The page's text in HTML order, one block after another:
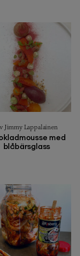
Jimmy Lappalainen
med
blåbärsglass